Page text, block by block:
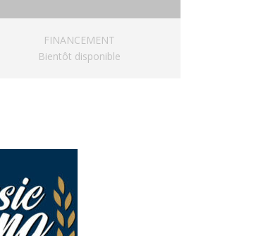
FINANCEMENT
Bientôt disponible